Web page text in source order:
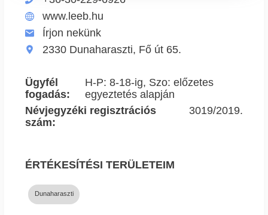
www.leeb.hu
Írjon nekünk
2330 Dunaharaszti, Fő út 65.
Ügyfél
fogadás:
H-P: 8-18-ig, Szo: előzetes
egyeztetés alapján
Névjegyzéki regisztrációs
szám:
3019/2019.
ÉRTÉKESÍTÉSI TERÜLETEIM
Dunaharaszti